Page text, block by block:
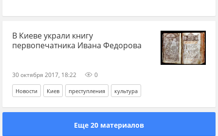
В Киеве украли книгу
первопечатника Ивана Федорова
30 октября 2017, 18:22 0
Новости Киев преступления культура
Еще 20 материалов